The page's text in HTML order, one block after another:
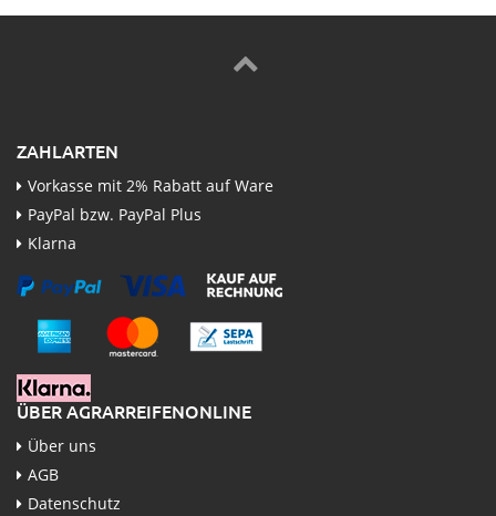
ZAHLARTEN
Vorkasse mit 2% Rabatt auf Ware
PayPal bzw. PayPal Plus
Klarna
ÜBER AGRARREIFENONLINE
Über uns
AGB
Datenschutz